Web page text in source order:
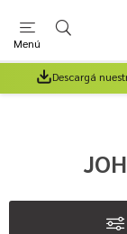
Menú
Descargá